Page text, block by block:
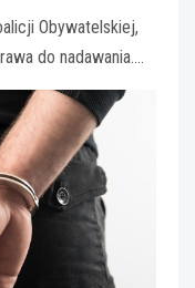
Obywatelskiej,
do nadawania.…